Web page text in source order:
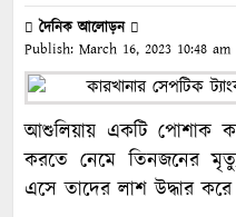
দৈনিক আলোড়ন
Publish: March 16, 2023 10:48 am
আশুলিয়ায় একটি পোশাক
করতে নেমে তিনজনের মৃত্যু
এসে তাদের লাশ উদ্ধার